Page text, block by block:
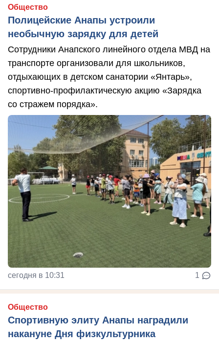
Общество
Полицейские Анапы устроили
необычную зарядку для детей
Сотрудники Анапского линейного отдела МВД на
транспорте организовали для школьников,
отдыхающих в детском санатории «Янтарь»,
спортивно-профилактическую акцию «Зарядка
со стражем порядка».
сегодня в 10:31 1
Общество
Спортивную элиту Анапы наградили
накануне Дня физкультурника